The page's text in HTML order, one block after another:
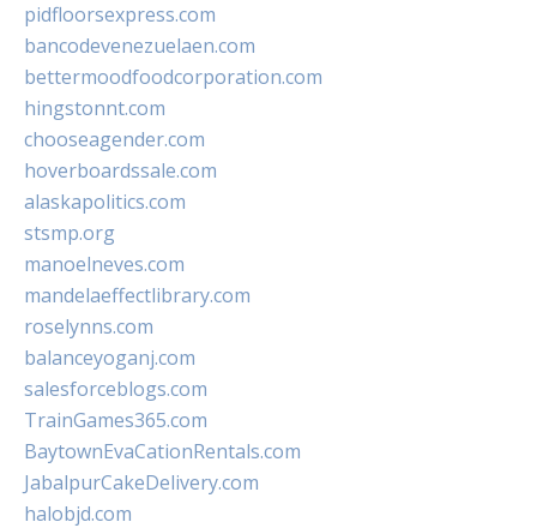
pidfloorsexpress.com
bancodevenezuelaen.com
bettermoodfoodcorporation.com
hingstonnt.com
chooseagender.com
hoverboardssale.com
alaskapolitics.com
stsmp.org
manoelneves.com
mandelaeffectlibrary.com
roselynns.com
balanceyoganj.com
salesforceblogs.com
TrainGames365.com
BaytownEvaCationRentals.com
JabalpurCakeDelivery.com
halobjd.com